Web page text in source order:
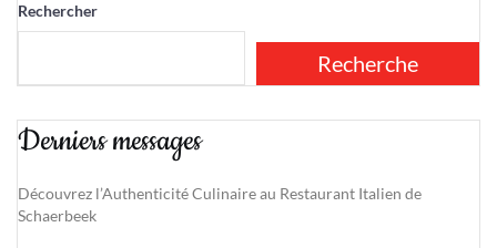
Rechercher
Recherche
Derniers messages
Découvrez l’Authenticité Culinaire au Restaurant Italien de
Schaerbeek